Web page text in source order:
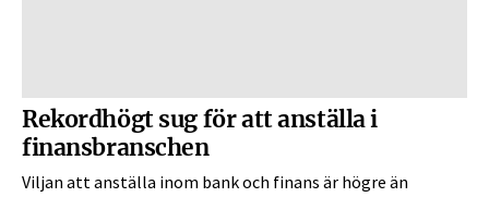
Rekordhögt sug för att anställa i
finansbranschen
Viljan att anställa inom bank och finans är högre än